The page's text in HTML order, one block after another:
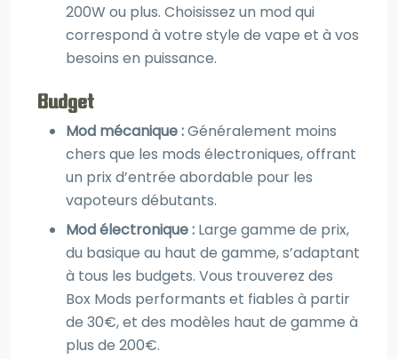
200W ou plus. Choisissez un mod qui
correspond à votre style de vape et à vos
besoins en puissance.
Budget
Mod mécanique :Généralement moins
chers que les mods électroniques, offrant
un prix d’entrée abordable pour les
vapoteurs débutants.
Mod électronique : Large gamme de prix,
du basique au haut de gamme, s’adaptant
à tous les budgets. Vous trouverez des
Box Mods performants et fiables à partir
de 30€, et des modèles haut de gamme à
plus de 200€.